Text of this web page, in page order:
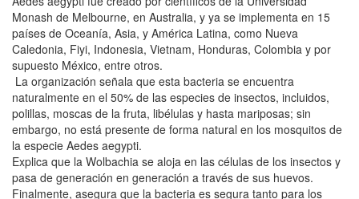
Monash de Melbourne, en Australia, y ya se implementa en 15
países de Oceanía, Asia, y América Latina, como Nueva
Caledonia, Fiyi, Indonesia, Vietnam, Honduras, Colombia y por
supuesto México, entre otros.
La organización señala que esta bacteria se encuentra
naturalmente en el 50% de las especies de insectos, incluidos,
polillas, moscas de la fruta, libélulas y hasta mariposas; sin
embargo, no está presente de forma natural en los mosquitos de
la especie Aedes aegypti.
Explica que la Wolbachia se aloja en las células de los insectos y
pasa de generación en generación a través de sus huevos.
Finalmente, asegura que la bacteria es segura tanto para los